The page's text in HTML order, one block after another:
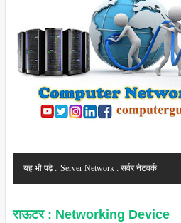
यह भी पढ़े : Server Network : सर्वर नेटवर्क
राऊटर : Networking Device